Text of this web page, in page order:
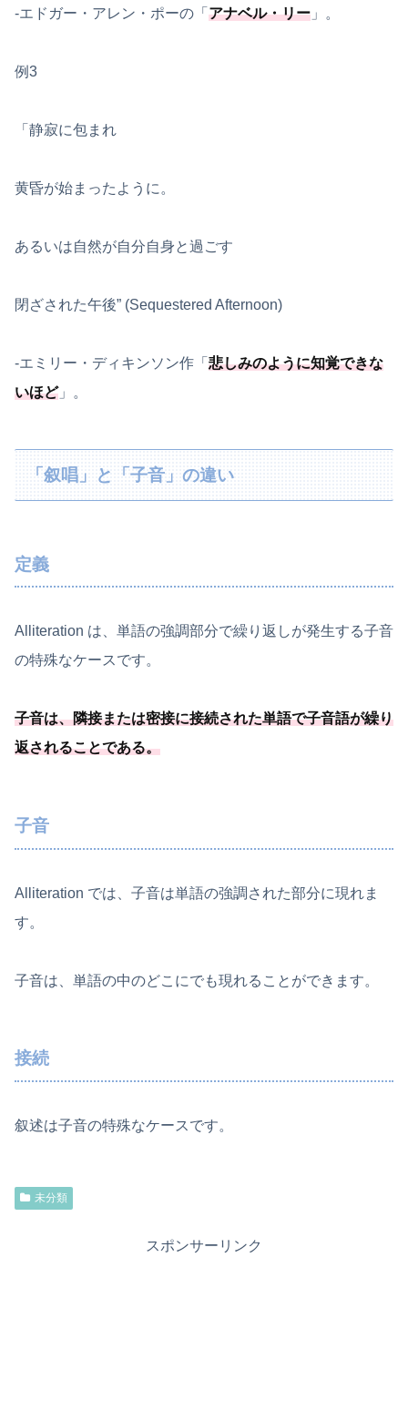
-エドガー・アレン・ポーの「 アナベル・リー 」。
例3
「静寂に包まれ
黄昏が始まったように。
あるいは自然が自分自身と過ごす
閉ざされた午後” (Sequestered Afternoon)
-エミリー・ディキンソン作「 悲しみのように知覚できな
いほど」。
「叙唱」と「子音」の違い
定義
Alliteration は、単語の強調部分で繰り返しが発生する子音
の特殊なケースです。
子音は、隣接または密接に接続された単語で子音語が繰り
返されることである。
子音
Alliteration では、子音は単語の強調された部分に現れま
す。
子音は、単語の中のどこにでも現れることができます。
接続
叙述は子音の特殊なケースです。
未分類
スポンサーリンク